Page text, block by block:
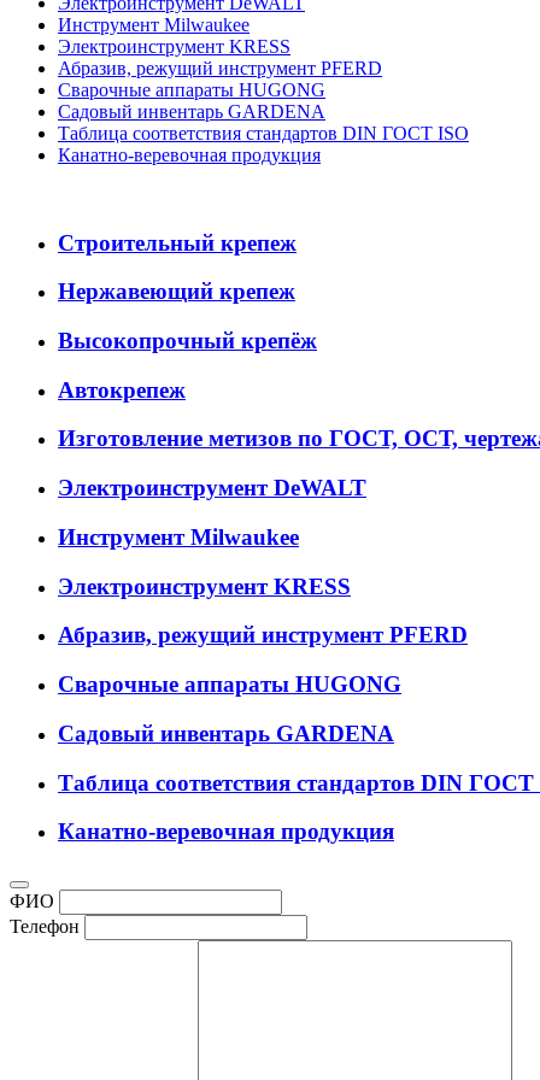
Инструмент Milwaukee
Электроинструмент KRESS
Абразив, режущий инструмент PFERD
Сварочные аппараты HUGONG
Садовый инвентарь GARDENA
Таблица соответствия стандартов DIN ГОСТ ISO
Канатно-веревочная продукция
Строительный крепеж
Нержавеющий крепеж
Высокопрочный крепёж
Автокрепеж
Изготовление метизов по ГОСТ, ОСТ,
Электроинструмент DeWALT
Инструмент Milwaukee
Электроинструмент KRESS
Абразив, режущий инструмент PFERD
Сварочные аппараты HUGONG
Садовый инвентарь GARDENA
Таблица соответствия стандартов DIN ГОСТ
Канатно-веревочная продукция
ФИО
Телефон